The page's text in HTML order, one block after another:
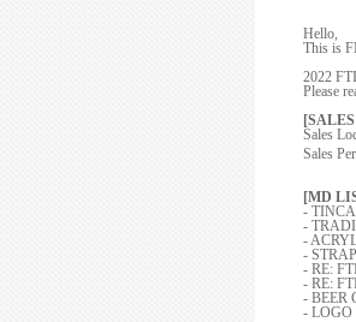
Hello,
This is
2022
Please
Sales
Sales
[MD
-
-
-
-
- RE:
- RE:
- BEER
- LOGO